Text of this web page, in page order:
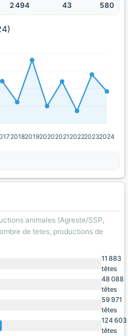
2 494 43 580
2018201920202021202220232024
animales (Agreste/SSP,
de tetes, productions de
11 883
têtes
48 088
têtes
59 971
têtes
124 603
têtes